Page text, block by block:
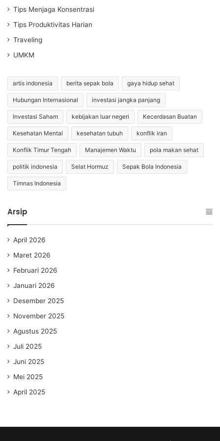
Tips Menjaga Konsentrasi
Tips Produktivitas Harian
Traveling
UMKM
artis indonesia berita sepak bola gaya hidup sehat
Hubungan Internasional investasi jangka panjang
Investasi Saham kebijakan luar negeri Kecerdasan Buatan
Kesehatan Mental kesehatan tubuh konflik iran
Konflik Timur Tengah Manajemen Waktu pola makan sehat
politik indonesia Selat Hormuz Sepak Bola Indonesia
Timnas Indonesia
Arsip
April 2026
Maret 2026
Februari 2026
Januari 2026
Desember 2025
November 2025
Agustus 2025
Juli 2025
Juni 2025
Mei 2025
April 2025